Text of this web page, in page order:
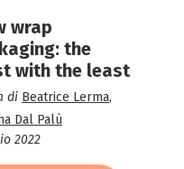
wrap
the
with the least
di Beatrice Lerma,
Dal Palù
2022